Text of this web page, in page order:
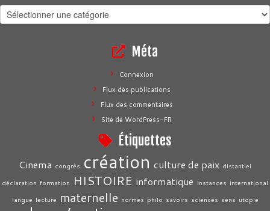
Aide
à
Méta
Connexion
Flux des publications
Flux des commentaires
Site de WordPress-FR
Étiquettes
Cinema congrès création culture de paix distantiel
déclaration formation HISTOIRE informatique Instances international
langue lecture maternelle normes philo savoirs sciences sens utopie